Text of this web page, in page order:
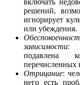
включать
решений,
игнорирует
или убеждения.
зависимости:
подавлена
перечисленных
Отрицание:
него есть